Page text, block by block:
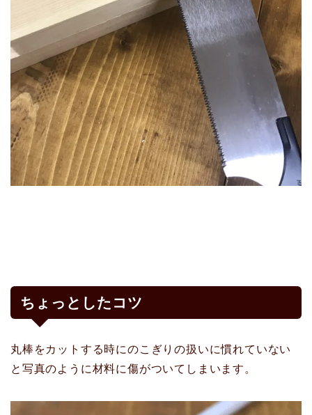
ちょっとしたコツ
丸棒をカットする時にのこぎりの扱いに慣れていない
と写真のように材料に傷がついてしまいます。